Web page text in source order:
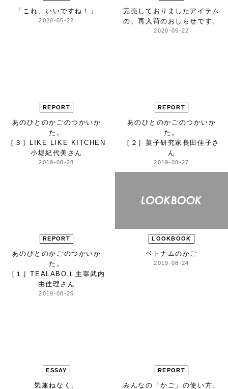
「これ、いいですね！」
2020-05-22
完売しておりましたアイテム
の、再入荷のおしらせです。
2020-05-22
REPORT
あのひとのかごのつかいか
た。
［３］LIKE LIKE KITCHEN
小堀紀代美さん
2019-08-28
REPORT
あのひとのかごのつかいか
た。
［２］菓子研究家 長田佳子さ
ん
2019-08-27
REPORT
あのひとのかごのつかいか
た。
［１］TEALABO.t 主宰武内
由佳理さん
2019-08-25
LOOKBOOK
ベトナムのかご
2019-08-24
ESSAY
気兼ねなく。
REPORT
みんなの「かご」の使い方。